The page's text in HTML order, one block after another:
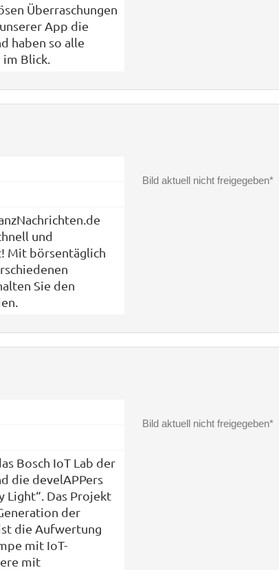
Überraschungen
App die
haben so alle
im Blick.
und
Mit börsentäglich
Sie den
Bild aktuell nicht freigegeben*
Bosch IoT Lab der
die develAPPers
Light“. Das Projekt
der
die Aufwertung
mit IoT-
mit
Bild aktuell nicht freigegeben*